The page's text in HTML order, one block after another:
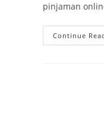
pinjaman
Continue